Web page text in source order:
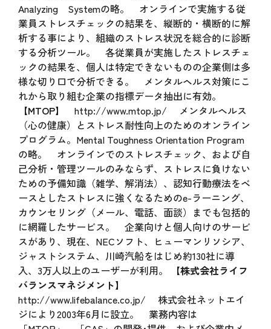
Analyzing Systemの略。 オンラインで実施する従
業員ストレスチェックの結果を、縦断的・横断的に解
析する事により、組織のストレス状況を総合的に診断
する分析ツール。 各従業員が実施したストレスチェ
ックの結果を、個人は特定できないものの企業側は多
様な切り口で分析できる。 メンタルヘルス対策にこ
れから取り組む企業の指標データ抽出に有効。
【MTOP】
http://www.mtop.jp/ メンタルヘルス
（心の健康）とストレス耐性向上のためのオンライン
プログラム。Mental Toughness Orientation Program
の略。 オンラインでのストレスチェック、および自
己分析・管理ツールのみならず、ストレスに負けない
ための予備知識（雑学、解消法）、認知行動療法をベ
ースとしたストレスに強くなるためのe-ラーニング、
カウンセリング（メール、電話、面談）までも包括的
に網羅したサービス。 企業向けと個人向けのサービ
スがあり、現在、NECソフト、ヒューマンリソシア、
ジャストシステム、川崎汽船をはじめ約130社に導
入、3万人以上のユーザーが利用。
【株式会社ライフ
バランスマネジメント】
http://www.lifebalance.co.jp/ 株式会社ネットエイ
ジにより2003年6月に設立。 業務内容は